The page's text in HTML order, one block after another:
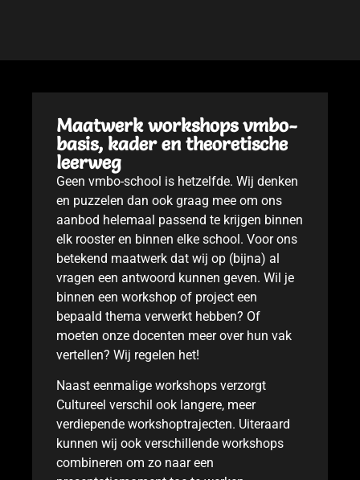
Maatwerk workshops vmbo-
basis, kader en theoretische
leerweg
Geen vmbo-school is hetzelfde. Wij denken
en puzzelen dan ook graag mee om ons
aanbod helemaal passend te krijgen binnen
elk rooster en binnen elke school. Voor ons
betekend maatwerk dat wij op (bijna) al
vragen een antwoord kunnen geven. Wil je
binnen een workshop of project een
bepaald thema verwerkt hebben? Of
moeten onze docenten meer over hun vak
vertellen? Wij regelen het!
Naast eenmalige workshops verzorgt
Cultureel verschil ook langere, meer
verdiepende workshoptrajecten. Uiteraard
kunnen wij ook verschillende workshops
combineren om zo naar een